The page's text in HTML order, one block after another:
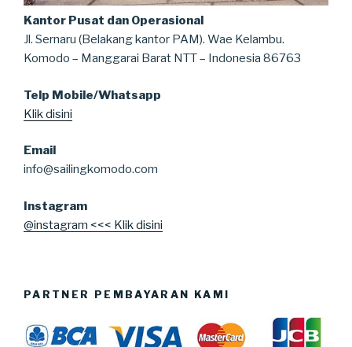
Kantor Pusat dan Operasional
Jl. Sernaru (Belakang kantor PAM). Wae Kelambu.
Komodo – Manggarai Barat NTT – Indonesia 86763
Telp Mobile/Whatsapp
Klik disini
Email
info@sailingkomodo.com
Instagram
@instagram <<< Klik disini
PARTNER PEMBAYARAN KAMI